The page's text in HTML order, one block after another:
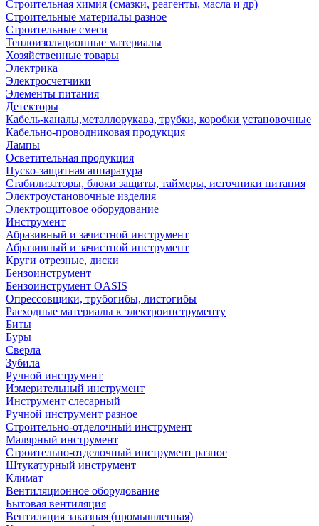
Строительная химия (смазки, реагенты, масла и др)
Строительные материалы разное
Строительные смеси
Теплоизоляционные материалы
Хозяйственные товары
Электрика
Электросчетчики
Элементы питания
Детекторы
Кабель-каналы,металлорукава, трубки, коробки установочные
Кабельно-проводниковая продукция
Лампы
Осветительная продукция
Пуско-защитная аппаратура
Стабилизаторы, блоки защиты, таймеры, источники питания
Электроустановочные изделия
Электрощитовое оборудование
Инструмент
Абразивный и зачистной инструмент
Абразивный и зачистной инструмент
Круги отрезные, диски
Бензоинструмент
Бензоинструмент OASIS
Опрессовщики, трубогибы, листогибы
Расходные материалы к электроинструменту
Биты
Буры
Сверла
Зубила
Ручной инструмент
Измерительный инструмент
Инструмент слесарный
Ручной инструмент разное
Строительно-отделочный инструмент
Малярный инструмент
Строительно-отделочный инструмент разное
Штукатурный инструмент
Климат
Вентиляционное оборудование
Бытовая вентиляция
Вентиляция заказная (промышленная)